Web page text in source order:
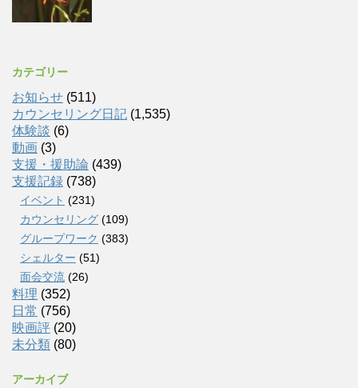
カテゴリー
お知らせ (511)
カウンセリング日記 (1,535)
体験談 (6)
動画 (3)
支援・援助論 (439)
支援記録 (738)
イベント (231)
カウンセリング (109)
グループワーク (383)
シェルター (51)
面会交流 (26)
料理 (352)
日常 (756)
映画評 (20)
未分類 (80)
アーカイブ